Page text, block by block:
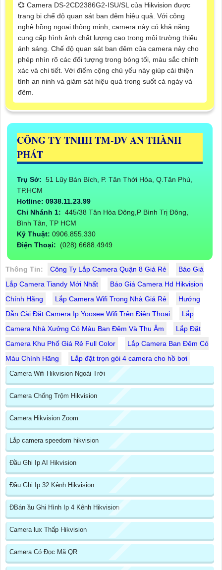
💞 Camera DS-2CD2386G2-ISU/SL của Hikvision được
trang bị chế độ quan sát ban đêm hiệu quả. Với công
nghệ hồng ngoại thông minh, camera này có khả năng
cung cấp hình ảnh chất lượng cao trong môi trường thiếu
ánh sáng. Chế độ quan sát ban đêm của camera này cho
phép nhìn rõ các đối tượng trong bóng tối, màu sắc chính
xác và chi tiết. Với điểm cộng chủ yếu này giúp cải thiện
tính an ninh và giám sát hiệu quả trong suốt cả ngày và
đêm.
CÔNG TY TNHH TM-DV AN THÀNH
PHÁT
Trụ Sở: 51 Lũy Bán Bích, P. Tân Thới Hòa, Q.Tân Phú,
TP.HCM
Hotline: 0938.11.23.99
Chi Nhánh 1: 445/38 Tân Hòa Đông,P Bình Trị Đông,
Bình Tân, TP HCM
Kỹ Thuật: 0906.855.330
Điện Thoại: (028) 6688.4949
Thông Tin: Công Ty Lắp Camera Quận 8 Giá Rẻ
Báo Giá
Lắp Camera Tiandy Mới Nhất
Báo Giá Camera Hd Hikvision
Chính Hãng
Lắp Camera Wifi Trong Nhà Giá Rẻ
Hướng
Dẫn Cài Đặt Camera Ip Yoosee Wifi Trên Điện Thoại
Lắp
Camera Nhà Xưởng Có Màu Ban Đêm Và Thu Âm
Lắp Đặt
Camera Khu Phố Giá Rẻ Full Color
Lắp Camera Ban Đêm Có
Màu Chính Hãng
Lắp đặt trọn gói 4 camera cho hồ bơi
Camera Wifi Hikvision Ngoài Trời
Camera Chống Trộm Hikvision
Camera Hikvision Zoom
Lắp camera speedom hikvision
Đầu Ghi Ip AI Hikvision
Đầu Ghi Ip 32 Kênh Hikvision
ĐBán ầu Ghi Hình Ip 4 Kênh Hikvision
Camera lux Thấp Hikvision
Camera Có Đọc Mã QR